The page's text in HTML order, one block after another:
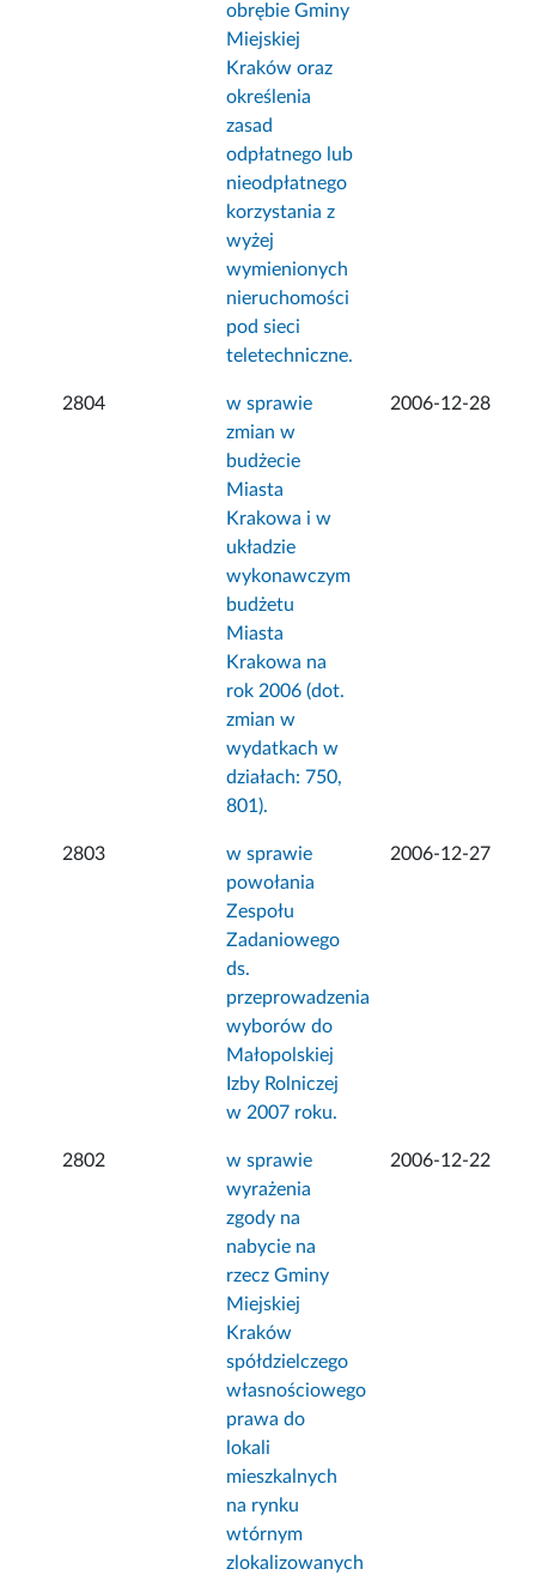
obrębie Gminy
Miejskiej
Kraków oraz
określenia
zasad
odpłatnego lub
nieodpłatnego
korzystania z
wyżej
wymienionych
nieruchomości
pod sieci
teletechniczne.
2804
w sprawie
zmian w
budżecie
Miasta
Krakowa i w
układzie
wykonawczym
budżetu
Miasta
Krakowa na
rok 2006 (dot.
zmian w
wydatkach w
działach: 750,
801).
2006-12-28
2803
w sprawie
powołania
Zespołu
Zadaniowego
ds.
przeprowadzenia
wyborów do
Małopolskiej
Izby Rolniczej
w 2007 roku.
2006-12-27
2802
w sprawie
wyrażenia
zgody na
nabycie na
rzecz Gminy
Miejskiej
Kraków
spółdzielczego
własnościowego
prawa do
lokali
mieszkalnych
na rynku
wtórnym
zlokalizowanych
2006-12-22